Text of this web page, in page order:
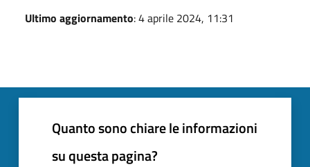
Ultimo aggiornamento: 4 aprile 2024, 11:31
Quanto sono chiare le informazioni
su questa pagina?